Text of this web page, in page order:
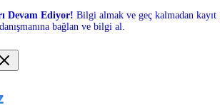
Devam Ediyor! Bilgi almak ve geç kalmadan kayıt
bağlan ve bilgi al.